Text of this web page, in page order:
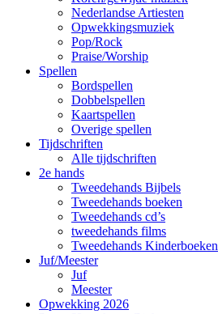
Nederlandse Artiesten
Opwekkingsmuziek
Pop/Rock
Praise/Worship
Spellen
Bordspellen
Dobbelspellen
Kaartspellen
Overige spellen
Tijdschriften
Alle tijdschriften
2e hands
Tweedehands Bijbels
Tweedehands boeken
Tweedehands cd’s
tweedehands films
Tweedehands Kinderboeken
Juf/Meester
Juf
Meester
Opwekking 2026